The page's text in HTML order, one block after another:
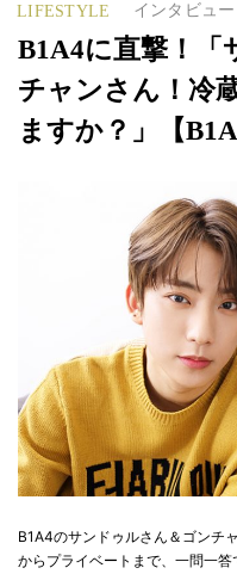
LIFESTYLE インタビュー
B1A4に直撃！「
チャンさん！冷
ますか？」【
B1A4のサンドゥルさん＆ゴンチ
からプライベートまで、一問一